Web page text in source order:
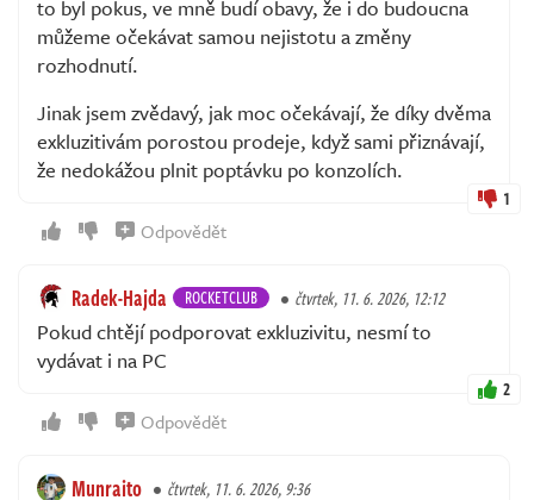
to byl pokus, ve mně budí obavy, že i do budoucna
můžeme očekávat samou nejistotu a změny
rozhodnutí.
Jinak jsem zvědavý, jak moc očekávají, že díky dvěma
exkluzitivám porostou prodeje, když sami přiznávají,
že nedokážou plnit poptávku po konzolích.
1
Odpovědět
Radek-Hajda ROCKETCLUB čtvrtek, 11. 6. 2026, 12:12
Pokud chtějí podporovat exkluzivitu, nesmí to
vydávat i na PC
2
Odpovědět
Munraito čtvrtek, 11. 6. 2026, 9:36